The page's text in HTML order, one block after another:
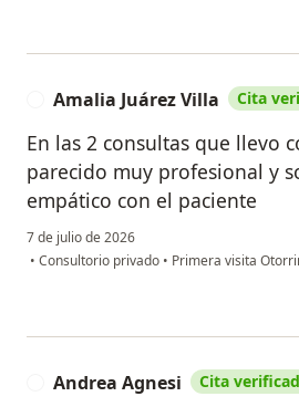
Amalia Juárez Villa Cita
En las 2 consultas que llevo
parecido muy profesional y
empático con el paciente
7 de julio de 2026
• Consultorio privado • Primera visita
Andrea Agnesi Cita